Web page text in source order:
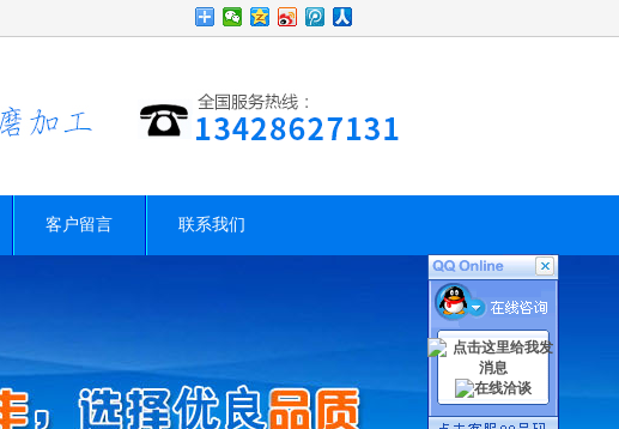
客户留言 联系我们